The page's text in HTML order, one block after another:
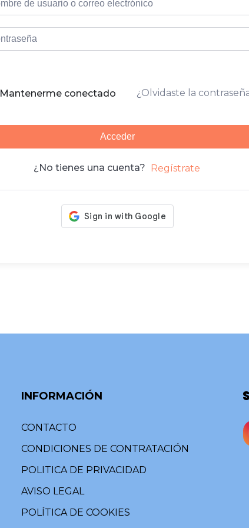
Mantenerme conectado ¿Olvidaste la
Acceder
¿No tienes una cuenta? Regístrate
INFORMACIÓN
CONTACTO
CONDICIONES DE CONTRATACIÓN
POLITICA DE PRIVACIDAD
AVISO LEGAL
POLÍTICA DE COOKIES